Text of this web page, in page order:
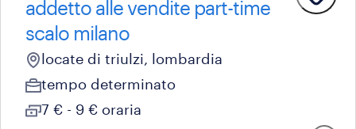
addetto alle vendite part-time
scalo milano
locate di triulzi, lombardia
tempo determinato
7 € - 9 € oraria